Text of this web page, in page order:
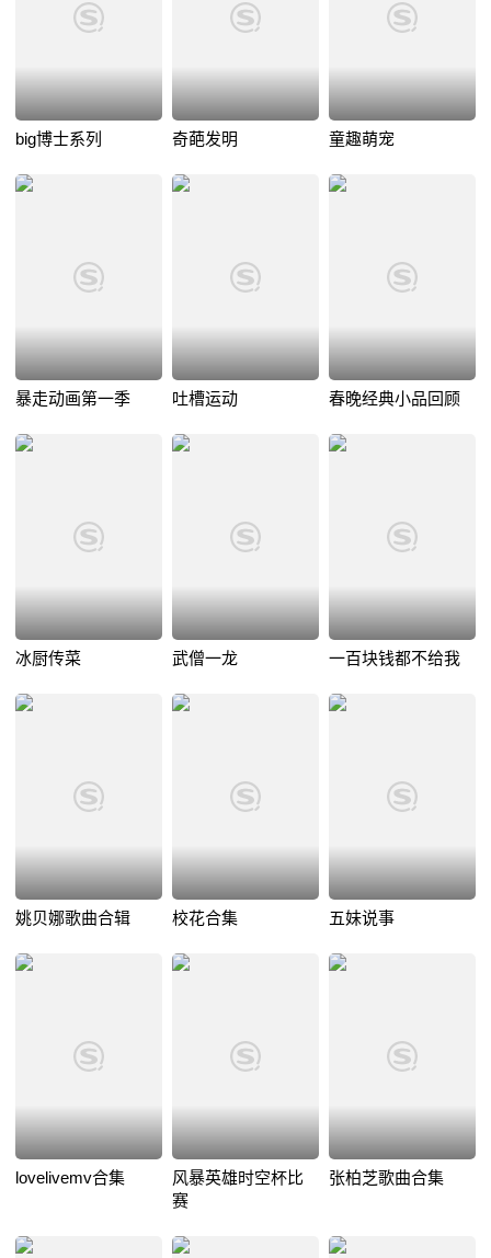
big博士系列 奇葩发明 童趣萌宠
暴走动画第一季 吐槽运动 春晚经典小品回顾
冰厨传菜 武僧一龙 一百块钱都不给我
姚贝娜歌曲合辑 校花合集 五妹说事
lovelivemv合集
风暴英雄时空杯比
赛
张柏芝歌曲合集